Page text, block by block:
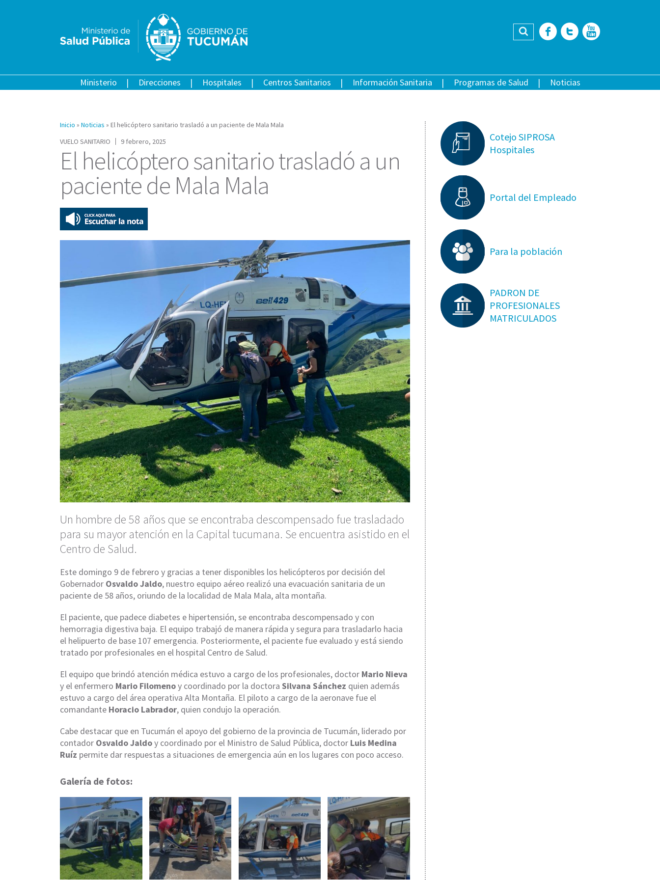
Buscar Facebook
Twitter
Ministerio Direcciones Hospitales Centros Sanitarios Información Sanitaria Programas de Salud Noticias
Inicio » Noticias » El helicóptero sanitario trasladó a un paciente de Mala Mala
VUELO SANITARIO
9 febrero, 2025
El helicóptero sanitario trasladó a un
paciente de Mala Mala
Un hombre de 58 años que se encontraba descompensado fue trasladado
para su mayor atención en la Capital tucumana. Se encuentra asistido en el
Centro de Salud.
Este domingo 9 de febrero y gracias a tener disponibles los helicópteros por decisión del
Gobernador Osvaldo Jaldo, nuestro equipo aéreo realizó una evacuación sanitaria de un
paciente de 58 años, oriundo de la localidad de Mala Mala, alta montaña.
El paciente, que padece diabetes e hipertensión, se encontraba descompensado y con
hemorragia digestiva baja. El equipo trabajó de manera rápida y segura para trasladarlo hacia
el helipuerto de base 107 emergencia. Posteriormente, el paciente fue evaluado y está siendo
tratado por profesionales en el hospital Centro de Salud.
El equipo que brindó atención médica estuvo a cargo de los profesionales, doctor Mario Nieva
y el enfermero Mario Filomenoy coordinado por la doctora Silvana Sánchez quien además
estuvo a cargo del área operativa Alta Montaña. El piloto a cargo de la aeronave fue el
comandante Horacio Labrador, quien condujo la operación.
Cabe destacar que en Tucumán el apoyo del gobierno de la provincia de Tucumán, liderado por
contador Osvaldo Jaldoy coordinado por el Ministro de Salud Pública, doctor Luis Medina
Ruíz permite dar respuestas a situaciones de emergencia aún en los lugares con poco acceso.
Galería de fotos:
Cotejo SIPROSA
Hospitales
Portal del Empleado
Para la población
PADRON DE
PROFESIONALES
MATRICULADOS